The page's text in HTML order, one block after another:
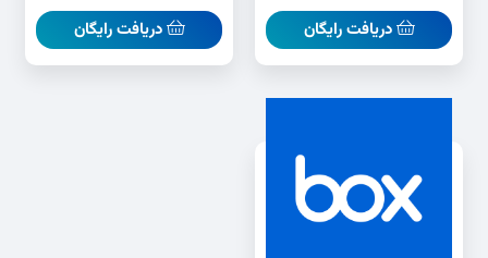
دریافت رایگان دریافت رایگان